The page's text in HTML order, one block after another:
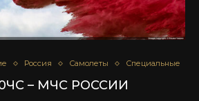
Россия Самолеты Специальные
– МЧС РОССИИ